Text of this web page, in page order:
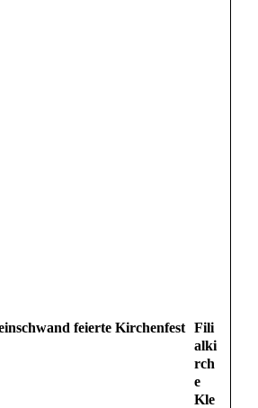
Fili
alki
rch
e
Kle